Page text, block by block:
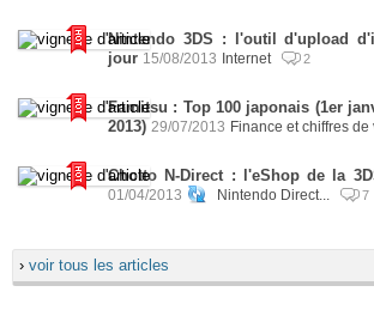
Nintendo 3DS : l'outil d'upload
jour 15/08/2013 Internet 2
Famitsu : Top 100 japonais (1er
2013) 29/07/2013 Finance et chiffres de
Chotto N-Direct : l'eShop de la
01/04/2013 Nintendo Direct... 7
› voir tous les articles